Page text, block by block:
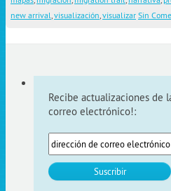
new arrival,visualización,visualizar Sin
Recibe actualizaciones de
correo electrónico!: